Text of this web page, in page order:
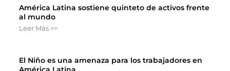
América Latina sostiene quinteto de activos frente
al mundo
Leer Más >>
El Niño es una amenaza para los trabajadores en